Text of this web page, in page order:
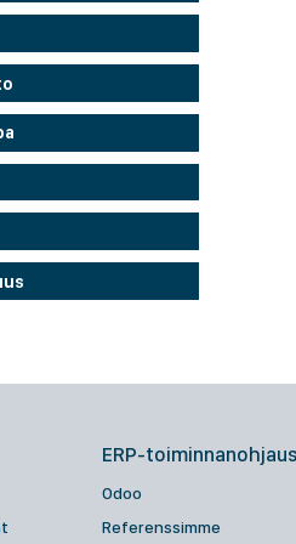
ERP-toiminnanohjaus
Odoo
Referenssimme